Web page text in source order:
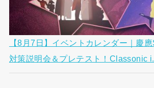
【8月7日】イベントカレンダー｜慶
対策説明会＆プレテスト！Classonic i...